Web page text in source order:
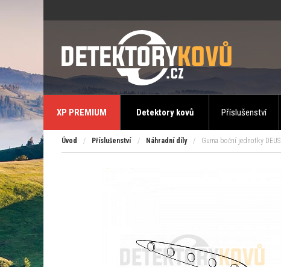
XP PREMIUM Detektory kovů Příslušenství
Úvod / Příslušenství / Náhradní díly / Guma boční jednotky DEUS